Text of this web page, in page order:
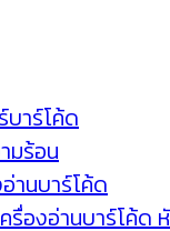
บาร์โค้ด
มร้อน
านบาร์โค้ด
รื่องอ่านบาร์โค้ด